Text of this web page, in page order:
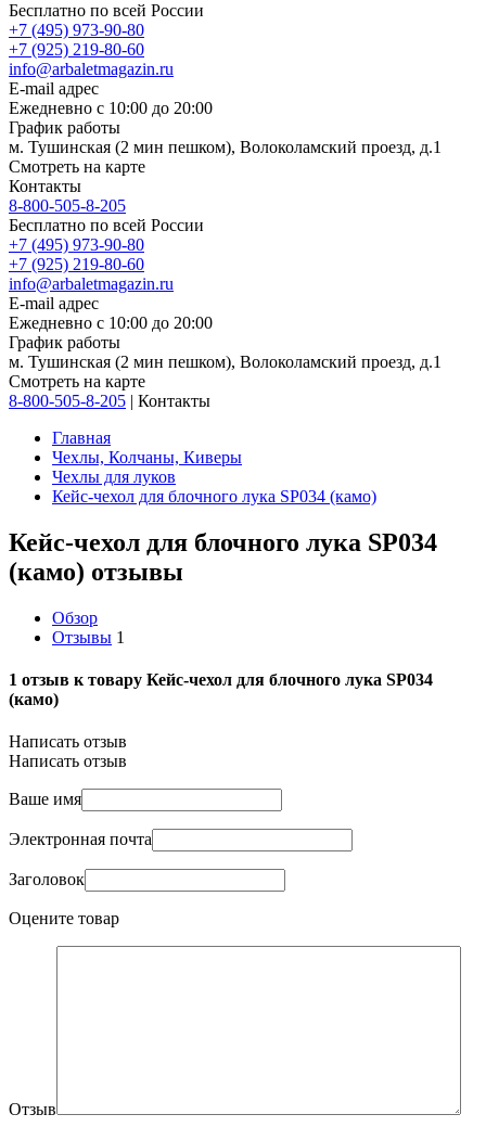
Бесплатно по всей России
+7 (495) 973-90-80
+7 (925) 219-80-60
info@arbaletmagazin.ru
E-mail адрес
Ежедневно с 10:00 до 20:00
График работы
м. Тушинская (2 мин пешком), Волоколамский проезд, д.1
Смотреть на карте
Контакты
8-800-505-8-205
Бесплатно по всей России
+7 (495) 973-90-80
+7 (925) 219-80-60
info@arbaletmagazin.ru
E-mail адрес
Ежедневно с 10:00 до 20:00
График работы
м. Тушинская (2 мин пешком), Волоколамский проезд, д.1
Смотреть на карте
8-800-505-8-205 | Контакты
Главная
Чехлы, Колчаны, Киверы
Чехлы для луков
Кейс-чехол для блочного лука SP034 (камо)
Кейс-чехол для блочного лука SP034
(камо) отзывы
Обзор
Отзывы 1
1 отзыв к товару Кейс-чехол для блочного лука SP034
(камо)
Написать отзыв
Написать отзыв
Ваше имя
Электронная почта
Заголовок
Оцените товар
Отзыв